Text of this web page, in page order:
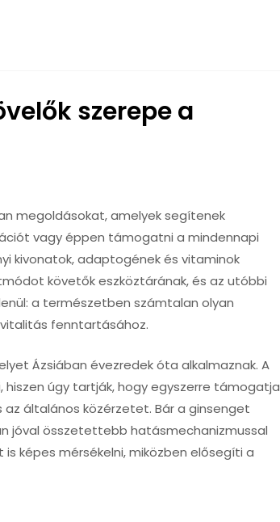
szerepe a
megoldásokat, amelyek segítenek
vagy éppen támogatni a mindennapi
kivonatok, adaptogének és vitaminok
követők eszköztárának, és az utóbbi
a természetben számtalan olyan
fenntartásához.
Ázsiában évezredek óta alkalmaznak. A
úgy tartják, hogy egyszerre támogatja
általános közérzetet. Bár a ginsenget
jóval összetettebb hatásmechanizmussal
képes mérsékelni, miközben elősegíti a